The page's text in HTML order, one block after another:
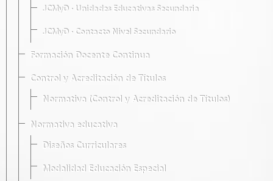
JCMyD · Unidades Educativas Secundaria
JCMyD · Contacto Nivel Secundario
Formación Docente Continua
Control y Acreditación de Títulos
Normativa (Control y Acreditación de Títulos)
Normativa educativa
Diseños Curriculares
Modalidad Educación Especial